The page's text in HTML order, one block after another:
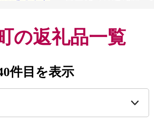
の返礼品一覧
件目を表示